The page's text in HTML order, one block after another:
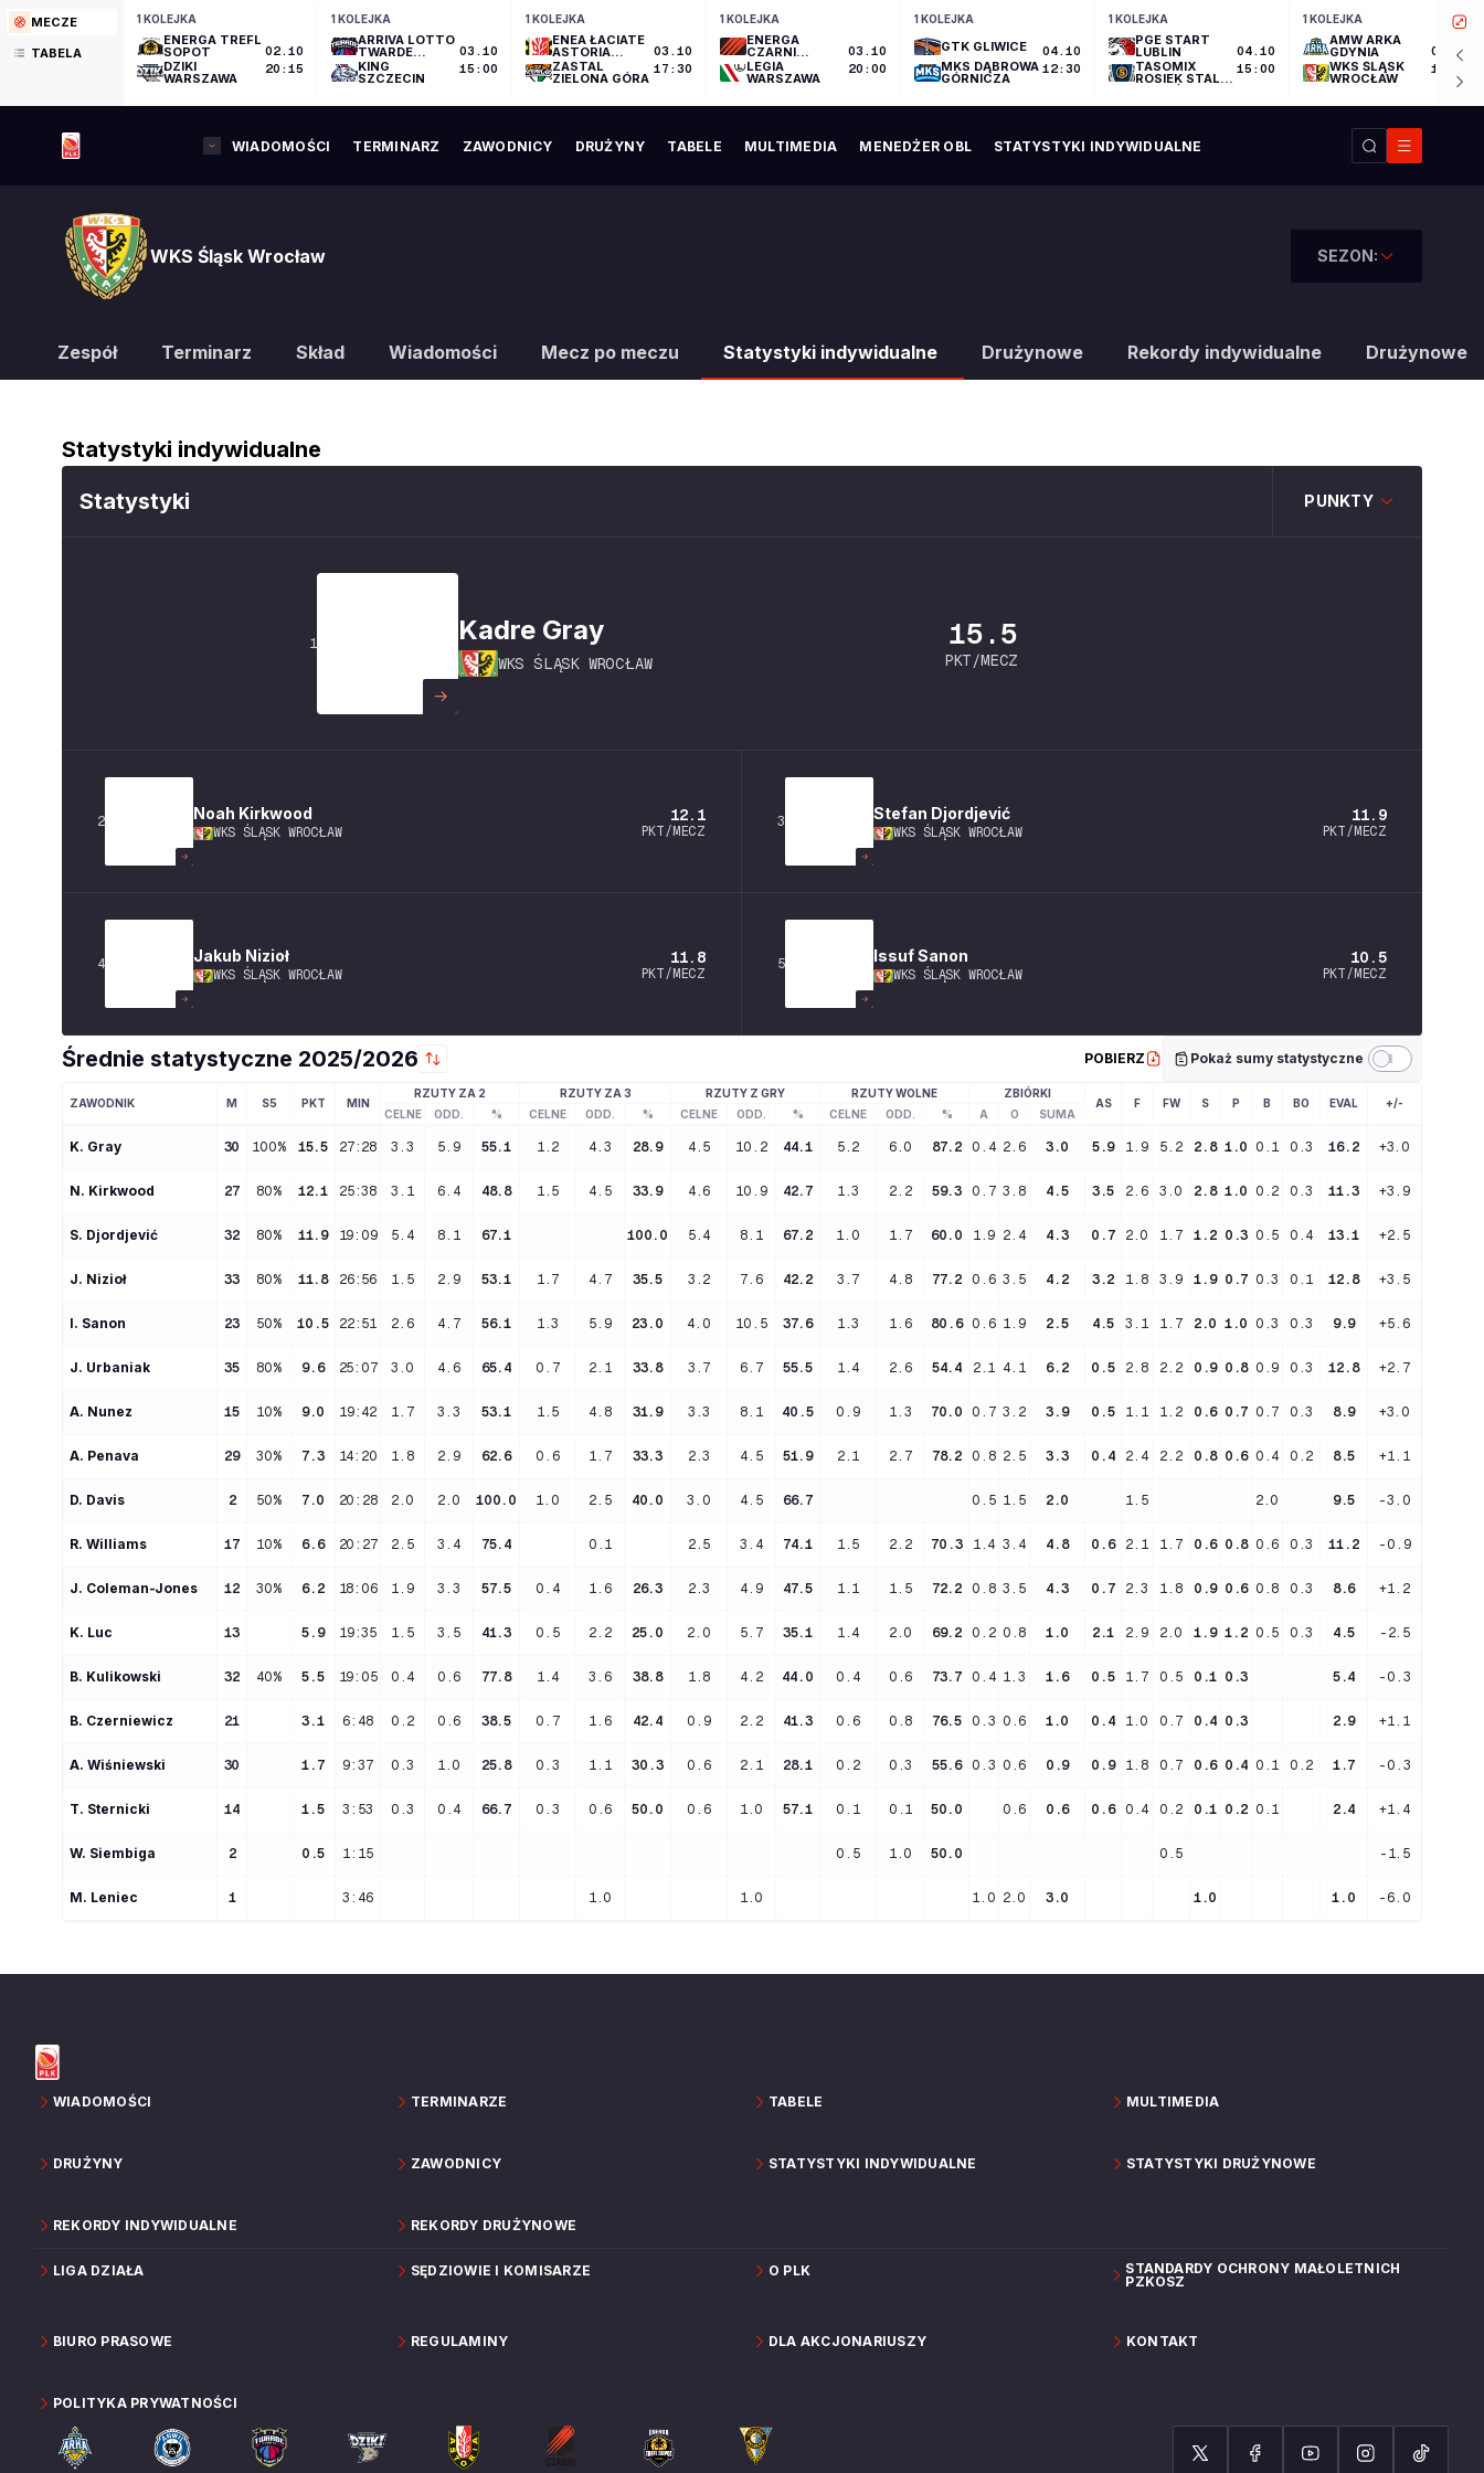
MECZE
TABELA
1 KOLEJKA
ENERGA TREFL
SOPOT
DZIKI
WARSZAWA
02.10
20:15
1 KOLEJKA
ARRIVA LOTTO
TWARDE
PIERNIKI
TORUŃ
KING
SZCZECIN
03.10
15:00
1 KOLEJKA
ENEA ŁACIATE
ASTORIA
BYDGOSZCZ
ZASTAL
ZIELONA GÓRA
03.10
17:30
1 KOLEJKA
ENERGA
CZARNI
SŁUPSK
LEGIA
WARSZAWA
03.10
20:00
1 KOLEJKA
GTK GLIWICE
MKS DĄBROWA
GÓRNICZA
04.10
12:30
1 KOLEJKA
PGE START
LUBLIN
TASOMIX
ROSIEK STAL
WIELKOPOLSKI
04.10
15:00
1 KOLEJKA
AMW ARKA
GDYNIA
WKS ŚLĄSK
WROCŁAW
04.10
17:30
WIADOMOŚCI TERMINARZ ZAWODNICY DRUŻYNY TABELE MULTIMEDIA MENEDŻER OBL STATYSTYKI INDYWIDUALNE
WKS Śląsk Wrocław SEZON:
Zespół Terminarz Skład Wiadomości Mecz po meczu Statystyki indywidualne Drużynowe Rekordy indywidualne Drużynowe
Statystyki indywidualne
Statystyki
PUNKTY
1 Kadre Gray
WKS ŚLĄSK WROCŁAW
15.5
PKT/MECZ
2 Noah Kirkwood
WKS ŚLĄSK WROCŁAW
12.1
PKT/MECZ
3 Stefan Djordjević
WKS ŚLĄSK WROCŁAW
11.9
PKT/MECZ
4 Jakub Nizioł
WKS ŚLĄSK WROCŁAW
11.8
PKT/MECZ
5 IssufSanon
WKS ŚLĄSK WROCŁAW
10.5
PKT/MECZ
Średnie statystyczne 2025/2026 POBIERZ Pokaż sumy statystyczne
ZAWODNIK M S5 PKT MIN
RZUTY ZA 2 RZUTY ZA 3 RZUTY Z GRY RZUTY WOLNE ZBIÓRKI
AS F FW S P B BO EVAL
+/-
CELNE
ODD. % CELNE ODD. % CELNE ODD. % CELNE ODD. % A O SUMA
K. Gray 30 100% 15.5 27:28 3.3 5.9 55.1 1.2 4.3 28.9 4.5 10.2 44.1 5.2 6.0 87.2 0.4 2.6 3.0 5.9 1.9 5.2 2.8 1.0 0.1 0.3 16.2 +3.0
N. Kirkwood 27 80% 12.1 25:38 3.1 6.4 48.8 1.5 4.5 33.9 4.6 10.9 42.7 1.3 2.2 59.3 0.7 3.8 4.5 3.5 2.6 3.0 2.8 1.0 0.2 0.3 11.3 +3.9
S. Djordjević 32 80% 11.9 19:09 5.4 8.1 67.1 100.0 5.4 8.1 67.2 1.0 1.7 60.0 1.9 2.4 4.3 0.7 2.0 1.7 1.2 0.3 0.5 0.4 13.1 +2.5
J. Nizioł 33 80% 11.8 26:56 1.5 2.9 53.1 1.7 4.7 35.5 3.2 7.6 42.2 3.7 4.8 77.2 0.6 3.5 4.2 3.2 1.8 3.9 1.9 0.7 0.3 0.1 12.8 +3.5
I. Sanon 23 50% 10.5 22:51 2.6 4.7 56.1 1.3 5.9 23.0 4.0 10.5 37.6 1.3 1.6 80.6 0.6 1.9 2.5 4.5 3.1 1.7 2.0 1.0 0.3 0.3 9.9 +5.6
J. Urbaniak 35 80% 9.6 25:07 3.0 4.6 65.4 0.7 2.1 33.8 3.7 6.7 55.5 1.4 2.6 54.4 2.1 4.1 6.2 0.5 2.8 2.2 0.9 0.8 0.9 0.3 12.8 +2.7
A. Nunez 15 10% 9.0 19:42 1.7 3.3 53.1 1.5 4.8 31.9 3.3 8.1 40.5 0.9 1.3 70.0 0.7 3.2 3.9 0.5 1.1 1.2 0.6 0.7 0.7 0.3 8.9 +3.0
A. Penava 29 30% 7.3 14:20 1.8 2.9 62.6 0.6 1.7 33.3 2.3 4.5 51.9 2.1 2.7 78.2 0.8 2.5 3.3 0.4 2.4 2.2 0.8 0.6 0.4 0.2 8.5 +1.1
D. Davis 2 50% 7.0 20:28 2.0 2.0 100.0 1.0 2.5 40.0 3.0 4.5 66.7 0.5 1.5 2.0 1.5 2.0 9.5 -3.0
R. Williams 17 10% 6.6 20:27 2.5 3.4 75.4 0.1 2.5 3.4 74.1 1.5 2.2 70.3 1.4 3.4 4.8 0.6 2.1 1.7 0.6 0.8 0.6 0.3 11.2 -0.9
J. Coleman-Jones 12 30% 6.2 18:06 1.9 3.3 57.5 0.4 1.6 26.3 2.3 4.9 47.5 1.1 1.5 72.2 0.8 3.5 4.3 0.7 2.3 1.8 0.9 0.6 0.8 0.3 8.6 +1.2
K. Luc 13 5.9 19:35 1.5 3.5 41.3 0.5 2.2 25.0 2.0 5.7 35.1 1.4 2.0 69.2 0.2 0.8 1.0 2.1 2.9 2.0 1.9 1.2 0.5 0.3 4.5 -2.5
B. Kulikowski 32 40% 5.5 19:05 0.4 0.6 77.8 1.4 3.6 38.8 1.8 4.2 44.0 0.4 0.6 73.7 0.4 1.3 1.6 0.5 1.7 0.5 0.1 0.3 5.4 -0.3
B. Czerniewicz 21 3.1 6:48 0.2 0.6 38.5 0.7 1.6 42.4 0.9 2.2 41.3 0.6 0.8 76.5 0.3 0.6 1.0 0.4 1.0 0.7 0.4 0.3 2.9 +1.1
A. Wiśniewski 30 1.7 9:37 0.3 1.0 25.8 0.3 1.1 30.3 0.6 2.1 28.1 0.2 0.3 55.6 0.3 0.6 0.9 0.9 1.8 0.7 0.6 0.4 0.1 0.2 1.7 -0.3
T. Sternicki 14 1.5 3:53 0.3 0.4 66.7 0.3 0.6 50.0 0.6 1.0 57.1 0.1 0.1 50.0 0.6 0.6 0.6 0.4 0.2 0.1 0.2 0.1 2.4 +1.4
W. Siembiga 2 0.5 1:15 0.5 1.0 50.0 0.5 -1.5
M. Leniec 1 3:46 1.0 1.0 1.0 2.0 3.0 1.0 1.0 -6.0
WIADOMOŚCI TERMINARZE TABELE MULTIMEDIA
DRUŻYNY ZAWODNICY STATYSTYKI INDYWIDUALNE STATYSTYKI DRUŻYNOWE
REKORDY INDYWIDUALNE REKORDY DRUŻYNOWE
LIGA DZIAŁA SĘDZIOWIE I KOMISARZE O PLK
STANDARDY OCHRONY MAŁOLETNICH
PZKOSZ
BIURO PRASOWE REGULAMINY DLA AKCJONARIUSZY KONTAKT
POLITYKA PRYWATNOŚCI